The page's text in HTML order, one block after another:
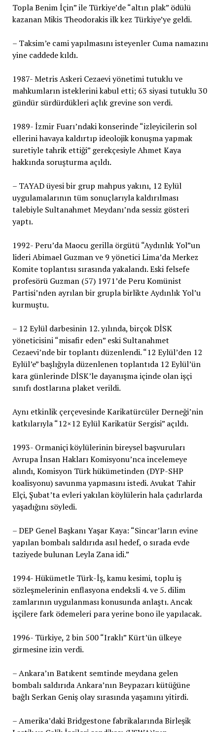
Topla Benim İçin” ile Türkiye’de “altın plak” ödülü
kazanan Mikis Theodorakis ilk kez Türkiye’ye geldi.
– Taksim’e cami yapılmasını isteyenler Cuma namazını
yine caddede kıldı.
1987- Metris Askeri Cezaevi yönetimi tutuklu ve
mahkumların isteklerini kabul etti; 63 siyasi tutuklu 30
gündür sürdürdükleri açlık grevine son verdi.
1989- İzmir Fuarı’ndaki konserinde “izleyicilerin sol
ellerini havaya kaldırtıp ideolojik konuşma yapmak
suretiyle tahrik ettiği” gerekçesiyle Ahmet Kaya
hakkında soruşturma açıldı.
– TAYAD üyesi bir grup mahpus yakını, 12 Eylül
uygulamalarının tüm sonuçlarıyla kaldırılması
talebiyle Sultanahmet Meydanı’nda sessiz gösteri
yaptı.
1992- Peru’da Maocu gerilla örgütü “Aydınlık Yol”un
lideri Abimael Guzman ve 9 yönetici Lima’da Merkez
Komite toplantısı sırasında yakalandı. Eski felsefe
profesörü Guzman (57) 1971’de Peru Komünist
Partisi’nden ayrılan bir grupla birlikte Aydınlık Yol’u
kurmuştu.
– 12 Eylül darbesinin 12. yılında, birçok DİSK
yöneticisini “misafir eden” eski Sultanahmet
Cezaevi’nde bir toplantı düzenlendi. “12 Eylül’den 12
Eylül’e” başlığıyla düzenlenen toplantıda 12 Eylül’ün
kara günlerinde DİSK’le dayanışma içinde olan işçi
sınıfı dostlarına plaket verildi.
Aynı etkinlik çerçevesinde Karikatürcüler Derneği’nin
katkılarıyla “12×12 Eylül Karikatür Sergisi” açıldı.
1993- Ormaniçi köylülerinin bireysel başvuruları
Avrupa İnsan Hakları Komisyonu’nca incelemeye
alındı, Komisyon Türk hükümetinden (DYP-SHP
koalisyonu) savunma yapmasını istedi. Avukat Tahir
Elçi, Şubat’ta evleri yakılan köylülerin hala çadırlarda
yaşadığını söyledi.
– DEP Genel Başkanı Yaşar Kaya: “Sincar’ların evine
yapılan bombalı saldırıda asıl hedef, o sırada evde
taziyede bulunan Leyla Zana idi.”
1994- Hükümetle Türk-İş, kamu kesimi, toplu iş
sözleşmelerinin enflasyona endeksli 4. ve 5. dilim
zamlarının uygulanması konusunda anlaştı. Ancak
işçilere fark ödemeleri para yerine bono ile yapılacak.
1996- Türkiye, 2 bin 500 “Iraklı” Kürt’ün ülkeye
girmesine izin verdi.
– Ankara’ın Batıkent semtinde meydana gelen
bombalı saldırıda Ankara’nın Beypazarı kütüğüne
bağlı Serkan Geniş olay sırasında yaşamını yitirdi.
– Amerika’daki Bridgestone fabrikalarında Birleşik